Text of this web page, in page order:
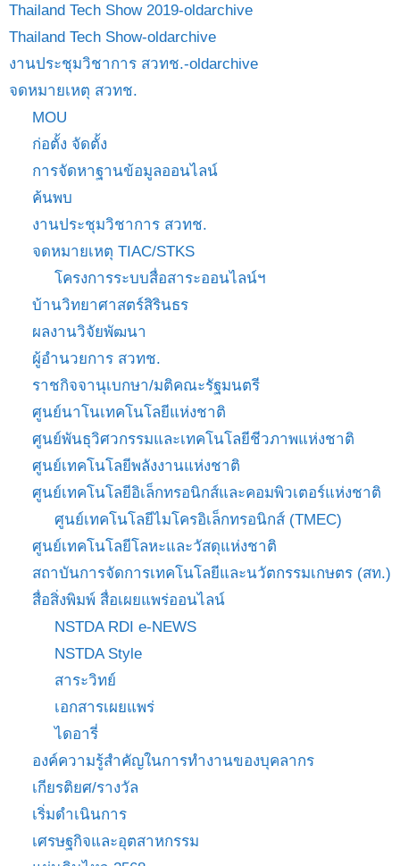
Thailand Tech Show 2019-oldarchive
Thailand Tech Show-oldarchive
งานประชุมวิชาการ สวทช.-oldarchive
จดหมายเหตุ สวทช.
MOU
ก่อตั้ง จัดตั้ง
การจัดหาฐานข้อมูลออนไลน์
ค้นพบ
งานประชุมวิชาการ สวทช.
จดหมายเหตุ TIAC/STKS
โครงการระบบสื่อสาระออนไลน์ฯ
บ้านวิทยาศาสตร์สิรินธร
ผลงานวิจัยพัฒนา
ผู้อำนวยการ สวทช.
ราชกิจจานุเบกษา/มติคณะรัฐมนตรี
ศูนย์นาโนเทคโนโลยีแห่งชาติ
ศูนย์พันธุวิศวกรรมและเทคโนโลยีชีวภาพแห่งชาติ
ศูนย์เทคโนโลยีพลังงานแห่งชาติ
ศูนย์เทคโนโลยีอิเล็กทรอนิกส์และคอมพิวเตอร์แห่งชาติ
ศูนย์เทคโนโลยีไมโครอิเล็กทรอนิกส์ (TMEC)
ศูนย์เทคโนโลยีโลหะและวัสดุแห่งชาติ
สถาบันการจัดการเทคโนโลยีและนวัตกรรมเกษตร (สท.)
สื่อสิ่งพิมพ์ สื่อเผยแพร่ออนไลน์
NSTDA RDI e-NEWS
NSTDA Style
สาระวิทย์
เอกสารเผยแพร่
ไดอารี่
องค์ความรู้สำคัญในการทำงานของบุคลากร
เกียรติยศ/รางวัล
เริ่มดำเนินการ
เศรษฐกิจและอุตสาหกรรม